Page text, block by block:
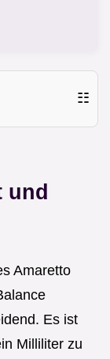
☷
und
Amaretto
Es ist
Milliliter zu